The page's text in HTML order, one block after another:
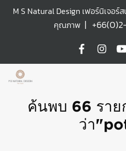
M S Natural Design เฟอร์นิเจอร์
คุณภาพ |
ค้นพบ 66 ราย
ว่า